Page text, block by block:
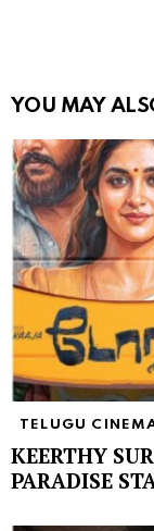
YOU MAY
TELUGU
KEERTHY
PARADISE